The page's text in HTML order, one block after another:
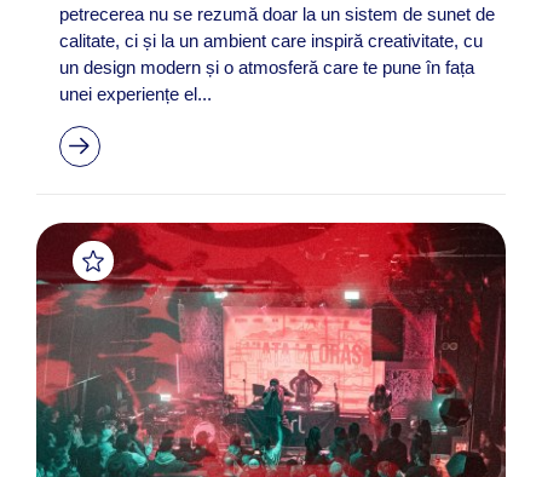
petrecerea nu se rezumă doar la un sistem de sunet de
calitate, ci și la un ambient care inspiră creativitate, cu
un design modern și o atmosferă care te pune în fața
unei experiențe el...